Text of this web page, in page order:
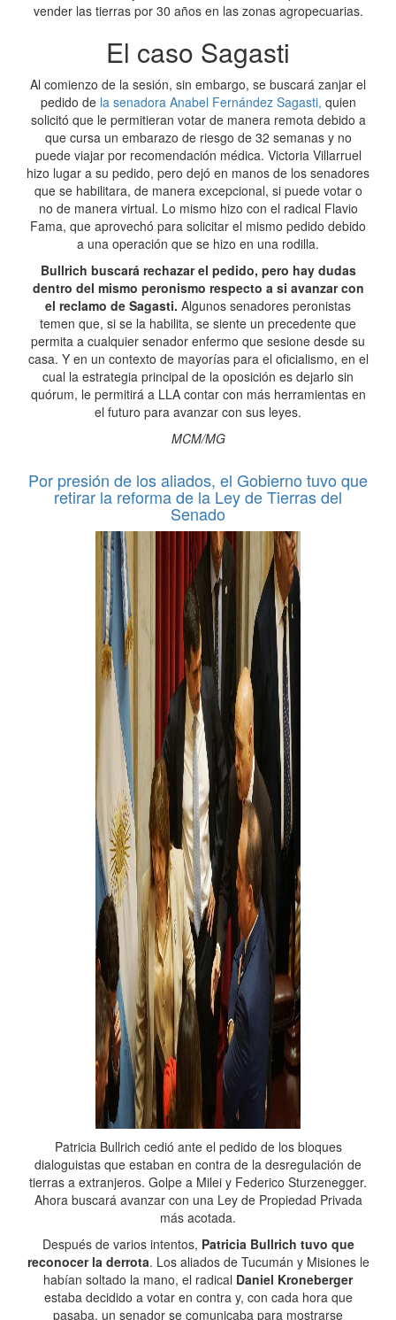
vender las tierras por 30 años en las zonas agropecuarias.
El caso Sagasti
Al comienzo de la sesión, sin embargo, se buscará zanjar el
pedido de la senadora Anabel Fernández Sagasti, quien
solicitó que le permitieran votar de manera remota debido a
que cursa un embarazo de riesgo de 32 semanas y no
puede viajar por recomendación médica. Victoria Villarruel
hizo lugar a su pedido, pero dejó en manos de los senadores
que se habilitara, de manera excepcional, si puede votar o
no de manera virtual. Lo mismo hizo con el radical Flavio
Fama, que aprovechó para solicitar el mismo pedido debido
a una operación que se hizo en una rodilla.
Bullrich buscará rechazar el pedido, pero hay dudas
dentro del mismo peronismo respecto a si avanzar con
el reclamo de Sagasti. Algunos senadores peronistas
temen que, si se la habilita, se siente un precedente que
permita a cualquier senador enfermo que sesione desde su
casa. Y en un contexto de mayorías para el oficialismo, en el
cual la estrategia principal de la oposición es dejarlo sin
quórum, le permitirá a LLA contar con más herramientas en
el futuro para avanzar con sus leyes.
MCM/MG
Por presión de los aliados, el Gobierno tuvo que
retirar la reforma de la Ley de Tierras del
Senado
Patricia Bullrich cedió ante el pedido de los bloques
dialoguistas que estaban en contra de la desregulación de
tierras a extranjeros. Golpe a Milei y Federico Sturzenegger.
Ahora buscará avanzar con una Ley de Propiedad Privada
más acotada.
Después de varios intentos, Patricia Bullrich tuvo que
reconocer la derrota. Los aliados de Tucumán y Misiones le
habían soltado la mano, el radical Daniel Kroneberger
estaba decidido a votar en contra y, con cada hora que
pasaba, un senador se comunicaba para mostrarse